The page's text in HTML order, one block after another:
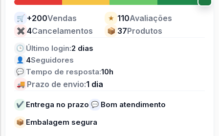
🛒 +200Vendas ★ 110Avaliações
✖ 4Cancelamentos 📦 37Produtos
🕒 Último login:2 dias
👤 4Seguidores
💬 Tempo de resposta:10h
🚚 Prazo de envio:1 dia
✔ Entrega no prazo 💬 Bom atendimento
📦 Embalagem segura